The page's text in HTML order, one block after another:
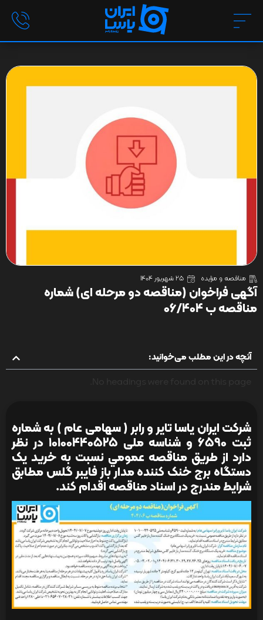
مناقصه و مزایده 25 شهریور 1404
آگهی فراخوان (مناقصه دو مرحله ای) شماره
مناقصه ب 06/404
آنچه در این مطلب می‌خوانید:
شرکت ایران یاسا تایر و رابر ( سهامی عام ) به شماره
ثبت 6590 و شناسه ملی 10100440525 در نظر
دارد از طريق مناقصه عمومي نسبت به خرید یک
دستگاه برج خنک کننده مدار باز فایبر گلس مطابق
شرایط مندرج در اسناد مناقصه اقدام کند.